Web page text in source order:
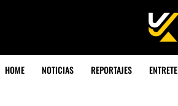
HOME NOTICIAS REPORTAJES